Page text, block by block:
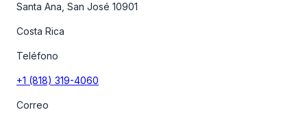
Santa Ana, San José 10901
Costa Rica
Teléfono
+1 (818) 319-4060
Correo